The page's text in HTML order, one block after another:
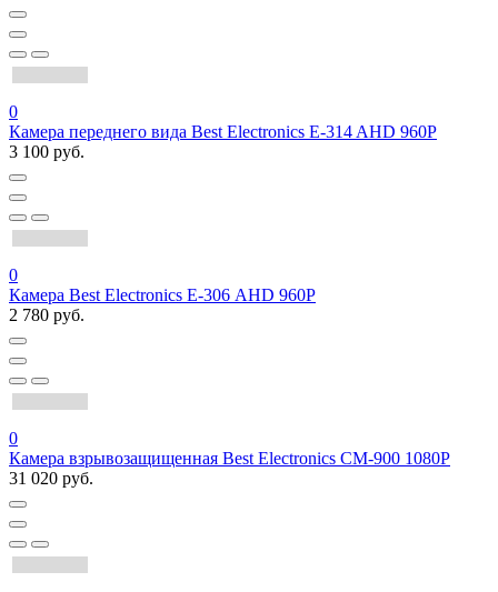
0
Камера переднего вида Best Electronics E-314 AHD 960P
3 100 руб.
0
Камера Best Electronics Е-306 AHD 960P
2 780 руб.
0
Камера взрывозащищенная Best Electronics CM-900 1080P
31 020 руб.